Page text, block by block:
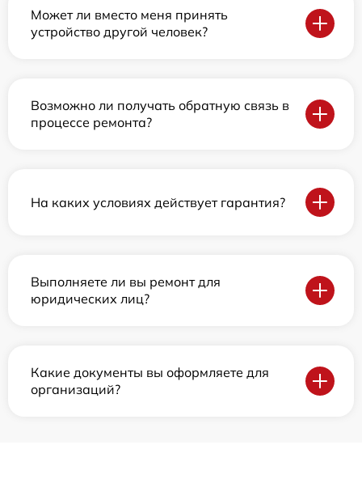
Может ли вместо меня принять
устройство другой человек?
Возможно ли получать обратную связь в
процессе ремонта?
На каких условиях действует гарантия?
Выполняете ли вы ремонт для
юридических лиц?
Какие документы вы оформляете для
организаций?